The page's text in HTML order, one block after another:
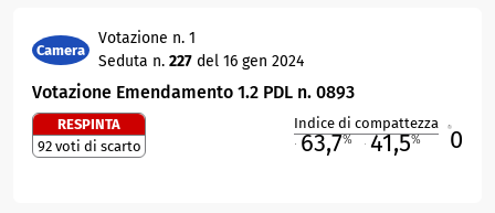
Camera
Votazione n. 1
Seduta n. 227 del 16 gen 2024
Votazione Emendamento 1.2 PDL n. 0893
RESPINTA
92 voti di scarto
Indice di compattezza
63,7% 41,5% 0